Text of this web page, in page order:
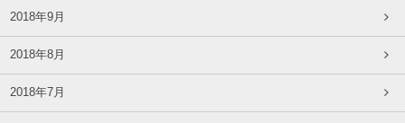
2018年9月
2018年8月
2018年7月